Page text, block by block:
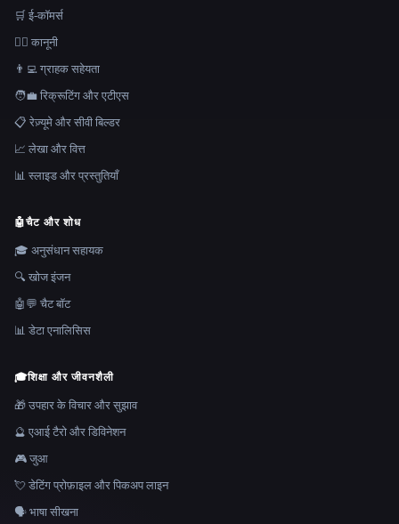
🛒 ई-कॉमर्स
👩‍⚖️ कानूनी
👨‍💻 ग्राहक सहेयता
🧑‍💼 रिक्रूटिंग और एटीएस
📋 रेज़्यूमे और सीवी बिल्डर
📈 लेखा और वित्त
📊 स्लाइड और प्रस्तुतियाँ
🤖चैट और शोध
🎓 अनुसंधान सहायक
🔍 खोज इंजन
🤖💬 चैट बॉट
📊 डेटा एनालिसिस
🎓शिक्षा और जीवनशैली
🎁 उपहार के विचार और सुझाव
🔮 एआई टैरो और डिविनेशन
🎮 जुआ
💘 डेटिंग प्रोफ़ाइल और पिकअप लाइन
🗣️ भाषा सीखना